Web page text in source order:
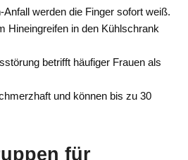
Anfall werden die Finger sofort weiß.
Hineingreifen in den Kühlschrank
betrifft häufiger Frauen als
und können bis zu 30
für